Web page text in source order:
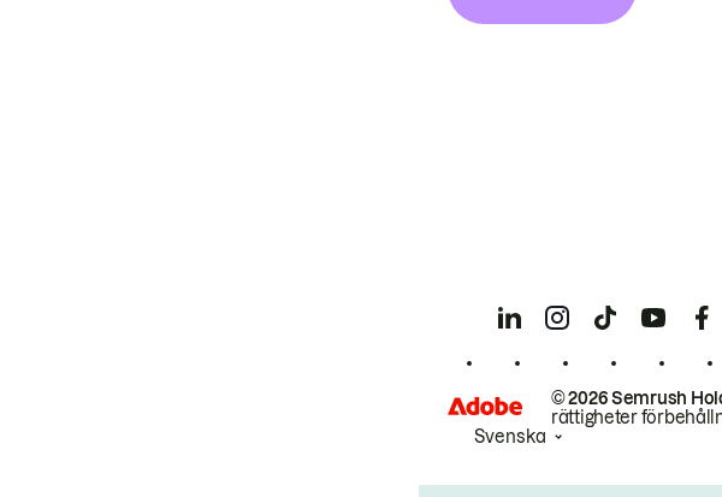
© 2026 Semrush
rättigheter
Svenska